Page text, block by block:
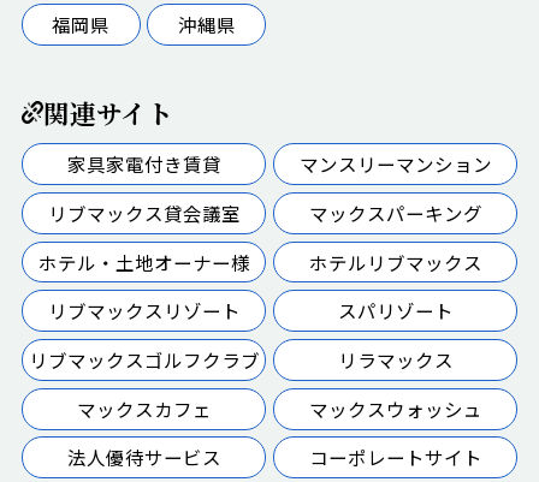
福岡県
沖縄県
関連サイト
家具家電付き賃貸
マンスリーマンション
リブマックス貸会議室
マックスパーキング
ホテル・土地オーナー様
ホテルリブマックス
リブマックスリゾート
スパリゾート
リブマックスゴルフクラブ
リラマックス
マックスカフェ
マックスウォッシュ
法人優待サービス
コーポレートサイト